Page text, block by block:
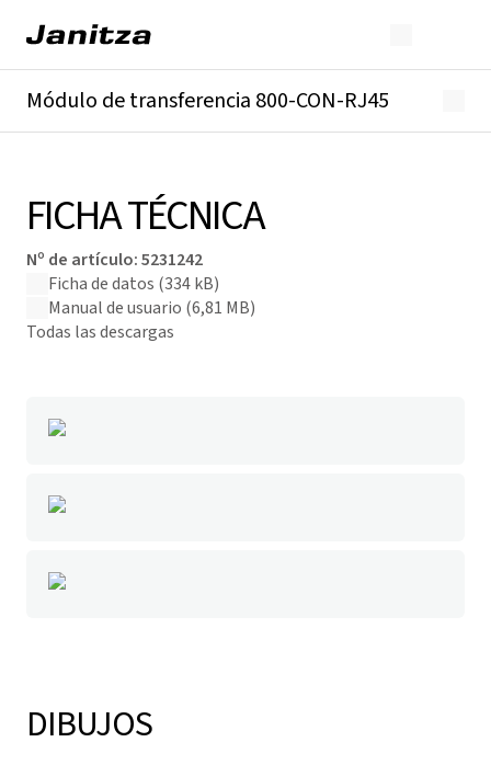
Módulo de transferencia 800-CON-RJ45
FICHA TÉCNICA
Nº de artículo:5231242
Ficha de datos (334 kB)
Manual de usuario (6,81 MB)
Todas las descargas
DIBUJOS